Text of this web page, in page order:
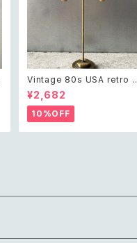
Vintage 80s USA retro b
eige enamel hoop pierc
e レトロ アメリカ ヴィンテー
ジ アクセサリー ベージュ エ
ナメル フープ ピアス
¥2,682
10%OFF